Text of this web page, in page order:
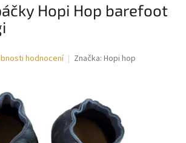
Hopi Hop barefoot
hodnocení Značka: Hopi hop